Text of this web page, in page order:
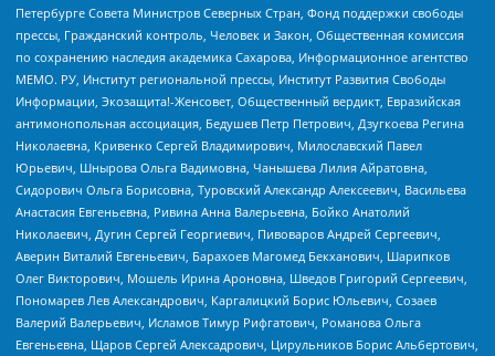
Петербурге Совета Министров Северных Стран, Фонд поддержки свободы
прессы, Гражданский контроль, Человек и Закон, Общественная комиссия
по сохранению наследия академика Сахарова, Информационное агентство
МЕМО. РУ, Институт региональной прессы, Институт Развития Свободы
Информации, Экозащита!-Женсовет, Общественный вердикт, Евразийская
антимонопольная ассоциация, Бедушев Петр Петрович, Дзугкоева Регина
Николаевна, Кривенко Сергей Владимирович, Милославский Павел
Юрьевич, Шнырова Ольга Вадимовна, Чанышева Лилия Айратовна,
Сидорович Ольга Борисовна, Туровский Александр Алексеевич, Васильева
Анастасия Евгеньевна, Ривина Анна Валерьевна, Бойко Анатолий
Николаевич, Дугин Сергей Георгиевич, Пивоваров Андрей Сергеевич,
Аверин Виталий Евгеньевич, Барахоев Магомед Бекханович, Шарипков
Олег Викторович, Мошель Ирина Ароновна, Шведов Григорий Сергеевич,
Пономарев Лев Александрович, Каргалицкий Борис Юльевич, Созаев
Валерий Валерьевич, Исламов Тимур Рифгатович, Романова Ольга
Евгеньевна, Щаров Сергей Алексадрович, Цирульников Борис Альбертович,